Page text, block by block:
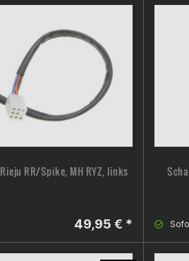
RR/Spike, MH RYZ, links
49,95 € *